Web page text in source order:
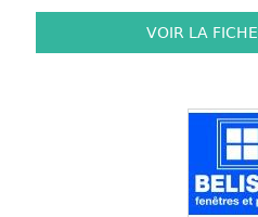
VOIR LA FICHE